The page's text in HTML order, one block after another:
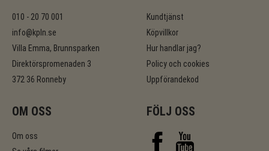
010 - 20 70 001
info@kpln.se
Villa Emma, Brunnsparken
Direktörspromenaden 3
372 36 Ronneby
Kundtjänst
Köpvillkor
Hur handlar jag?
Policy och cookies
Uppförandekod
OM OSS
Om oss
FÖLJ OSS